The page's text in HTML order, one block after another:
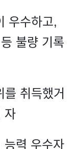
우수하고,
불량 기록
취득했거
자
능력 우수자